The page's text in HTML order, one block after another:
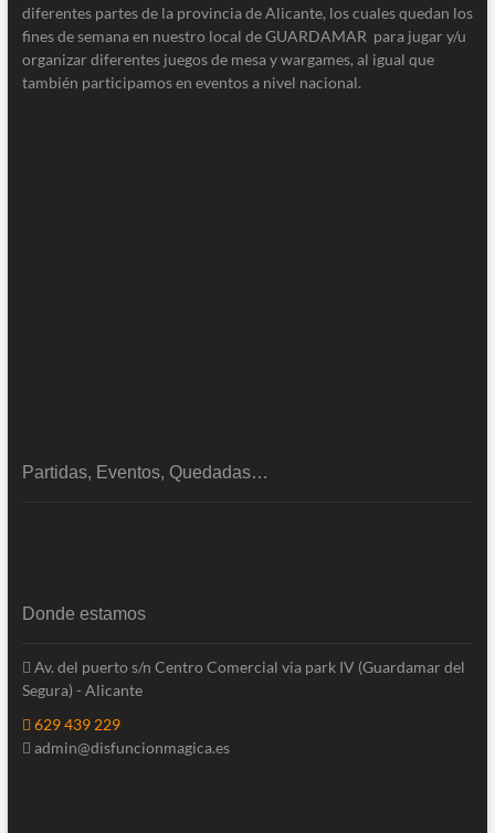
diferentes partes de la provincia de Alicante, los cuales quedan los
fines de semana en nuestro local de GUARDAMAR para jugar y/u
organizar diferentes juegos de mesa y wargames, al igual que
también participamos en eventos a nivel nacional.
Partidas, Eventos, Quedadas…
Donde estamos
Av. del puerto s/n Centro Comercial via park IV (Guardamar del
Segura) - Alicante
629 439 229
admin@disfuncionmagica.es